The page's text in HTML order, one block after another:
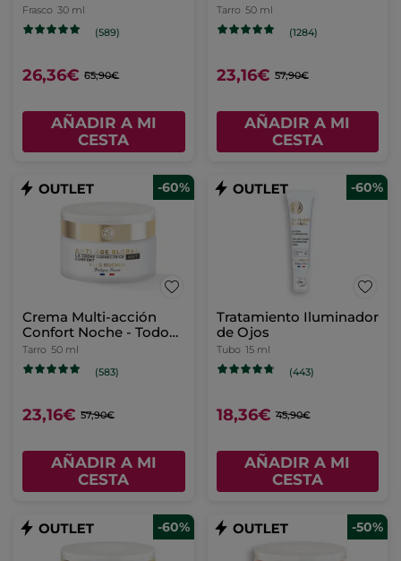
Frasco 30 ml
(589)
26,36€ 65,90€
AÑADIR A MI
CESTA
Normales
Tarro 50 ml
(1284)
23,16€ 57,90€
AÑADIR A MI
CESTA
-60%
Crema Multi-acción
Confort Noche - Todo
tipo de pieles
Tarro 50 ml
(583)
23,16€ 57,90€
AÑADIR A MI
CESTA
-60%
Tratamiento Iluminador
de Ojos
Tubo 15 ml
(443)
18,36€ 45,90€
AÑADIR A MI
CESTA
-60% -50%